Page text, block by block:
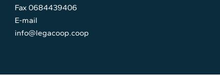
Fax 0684439406
E-mail
info@legacoop.coop